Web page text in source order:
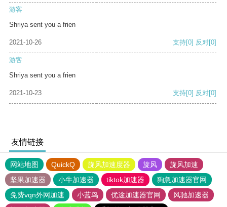
游客
Shriya sent you a frien
2021-10-26 支持[0] 反对[0]
游客
Shriya sent you a frien
2021-10-23 支持[0] 反对[0]
友情链接
网站地图 QuickQ 旋风加速度器 旋风
旋风加速
坚果加速器
小牛加速器 tiktok加速器
狗急加速器官网
免费vqn外网加速
小蓝鸟 优途加速器官网
风驰加速器